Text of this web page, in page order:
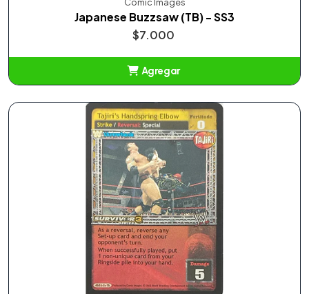
Japanese Buzzsaw (TB) - SS3
$7.000
Agregar